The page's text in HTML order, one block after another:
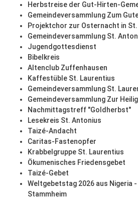
Herbstreise der Gut-Hirten-
Gemeindeversammlung Zum
Projektchor zur Osternacht in
Gemeindeversammlung St.
Jugendgottesdienst
Bibelkreis
Altenclub Zuffenhausen
Kaffestüble St. Laurentius
Gemeindeversammlung St.
Gemeindeversammlung Zur
Nachmittagstreff "Goldherbst"
Lesekreis St. Antonius
Taizé-Andacht
Caritas-Fastenopfer
Krabbelgruppe St. Laurentius
Ökumenisches Friedensgebet
Taizé-Gebet
Weltgebetstag 2026 aus Nigeria
Stammheim